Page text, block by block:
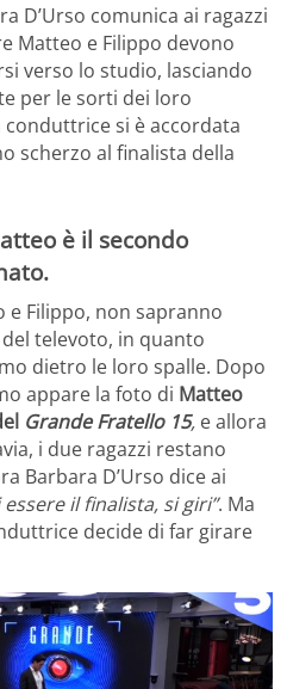
D’Urso comunica ai ragazzi
Matteo e Filippo devono
verso lo studio, lasciando
per le sorti dei loro
si è accordata
scherzo al finalista della
è il secondo
Filippo, non sapranno
televoto, in quanto
dietro le loro spalle. Dopo
appare la foto di Matteo
Grande Fratello 15, e allora
i due ragazzi restano
Barbara D’Urso dice ai
essere il finalista, si giri”. Ma
decide di far girare